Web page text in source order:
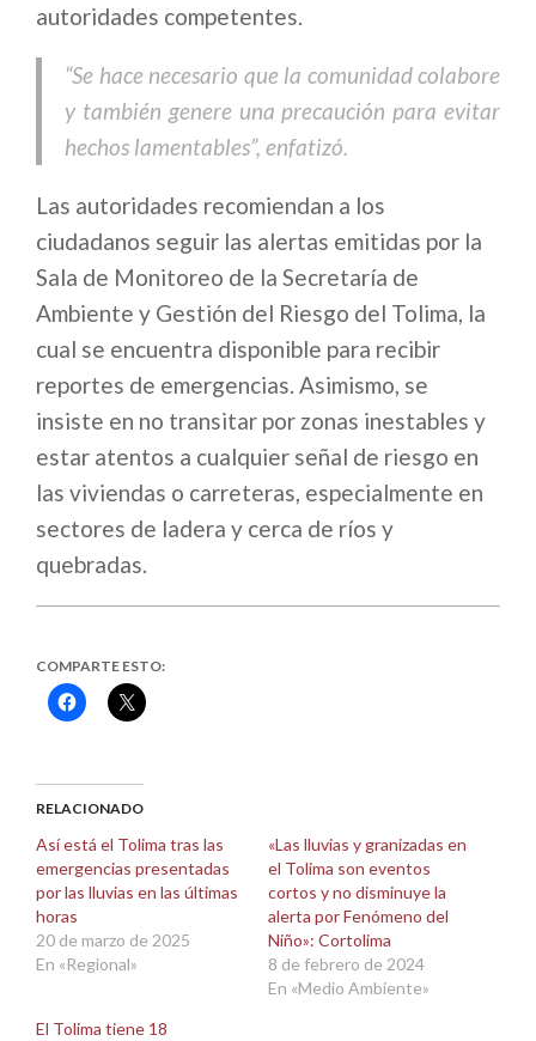
autoridades competentes.
“Se hace necesario que la comunidad colabore
y también genere una precaución para evitar
hechos lamentables”, enfatizó.
Las autoridades recomiendan a los
ciudadanos seguir las alertas emitidas por la
Sala de Monitoreo de la Secretaría de
Ambiente y Gestión del Riesgo del Tolima, la
cual se encuentra disponible para recibir
reportes de emergencias. Asimismo, se
insiste en no transitar por zonas inestables y
estar atentos a cualquier señal de riesgo en
las viviendas o carreteras, especialmente en
sectores de ladera y cerca de ríos y
quebradas.
COMPARTE ESTO:
Haz
clic
(Se
abre
una
ventana
nueva)
Haz
clic
(Se
abre
una
ventana
nueva)
RELACIONADO
Así está el Tolima tras las
emergencias presentadas
por las lluvias en las últimas
horas
20 de marzo de 2025
En «Regional»
«Las lluvias y granizadas en
el Tolima son eventos
cortos y no disminuye la
alerta por Fenómeno del
Niño»: Cortolima
8 de febrero de 2024
En «Medio Ambiente»
El Tolima tiene 18